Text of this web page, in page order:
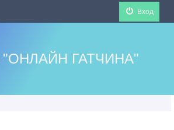
Вход
ГАТЧИНА"